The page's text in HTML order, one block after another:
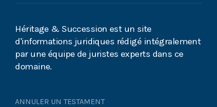
Succession : quels sont les droits des enfants en
cas de remariage ?
Droit des successions : qui hérite après un décès ?
hériter ?
Héritage & Succession est un site
d'informations juridiques rédigé intégralement
par une équipe de juristes experts dans ce
domaine.
ANNULER UN TESTAMENT